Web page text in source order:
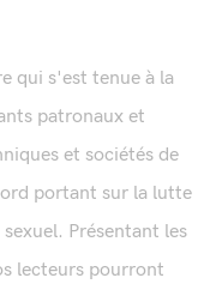
qui s'est tenue à la
patronaux et
et sociétés de
portant sur la lutte
Présentant les
lecteurs pourront